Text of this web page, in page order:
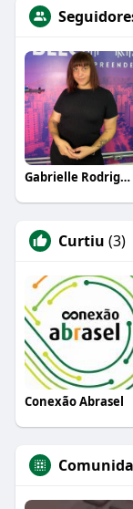
Gabrielle Rodrigues
Curtiu (3)
Conexão Abrasel